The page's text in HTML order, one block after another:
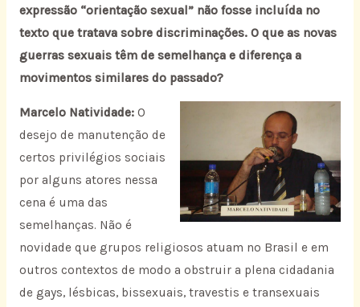
expressão “orientação sexual” não fosse incluída no
texto que tratava sobre discriminações. O que as novas
guerras sexuais têm de semelhança e diferença a
movimentos similares do passado?
Marcelo Natividade: O
desejo de manutenção de
certos privilégios sociais
por alguns atores nessa
cena é uma das
semelhanças. Não é
novidade que grupos religiosos atuam no Brasil e em
outros contextos de modo a obstruir a plena cidadania
de gays, lésbicas, bissexuais, travestis e transexuais